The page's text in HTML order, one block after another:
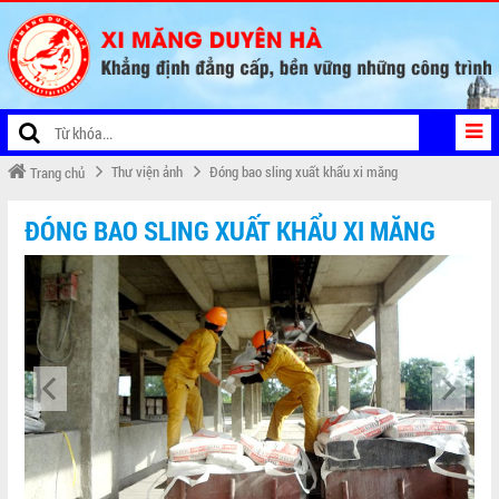
Trang chủ Thư viện ảnh Đóng bao sling xuất khẩu xi măng
ĐÓNG BAO SLING XUẤT KHẨU XI MĂNG